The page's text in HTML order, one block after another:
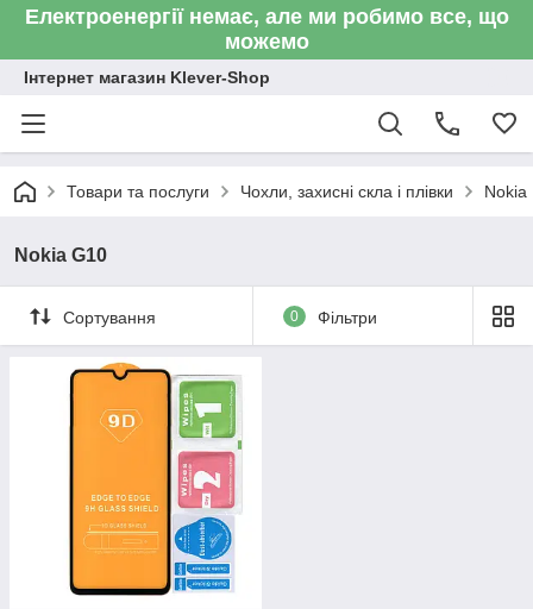
Електроенергії немає, але ми робимо все, що
можемо
Інтернет магазин Klever-Shop
Товари та послуги Чохли, захисні скла і плівки Nokia
Nokia G10
Сортування 0 Фільтри